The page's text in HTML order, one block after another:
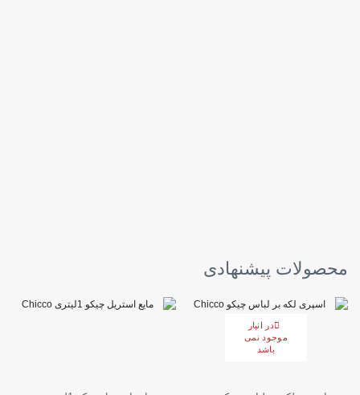
محصولات پیشنهادی
در انبار
موجود نمی
باشد